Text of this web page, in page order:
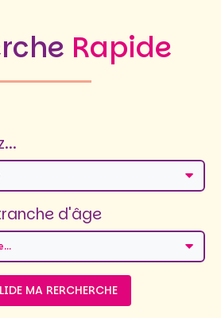
Rapide
d'âge
MA RERCHERCHE